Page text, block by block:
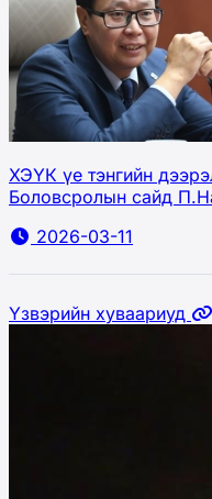
ХЭҮК үе тэнгийн
Боловсролын сайд
2026-03-11
Үзвэрийн хуваариуд